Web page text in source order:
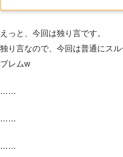
えっと、今回は独り言です。
独り言なので、今回は普通にス
ブレムw
……
……
……